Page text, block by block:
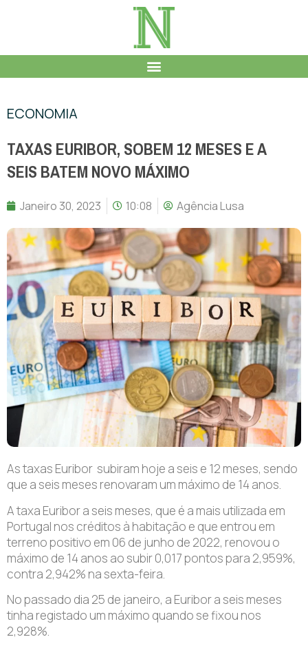
ECONOMIA
TAXAS EURIBOR, SOBEM 12 MESES E A
SEIS BATEM NOVO MÁXIMO
Janeiro 30, 2023 10:08 Agência Lusa
As taxas Euribor subiram hoje a seis e 12 meses, sendo
que a seis meses renovaram um máximo de 14 anos.
A taxa Euribor a seis meses, que é a mais utilizada em
Portugal nos créditos à habitação e que entrou em
terreno positivo em 06 de junho de 2022, renovou o
máximo de 14 anos ao subir 0,017 pontos para 2,959%,
contra 2,942% na sexta-feira.
No passado dia 25 de janeiro, a Euribor a seis meses
tinha registado um máximo quando se fixou nos
2,928%.